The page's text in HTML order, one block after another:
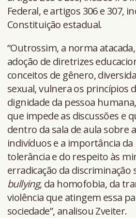
Federal, e artigos 306 e 307,
Constituição estadual.
“Outrossim, a norma
adoção de diretrizes
conceitos de gênero,
sexual, vulnera os princípios
dignidade da pessoa
que impede as discussões e
dentro da sala de aula sobre
indivíduos e a importância da
tolerância e do respeito às
erradicação da discriminação
bullying, da homofobia, da
violência que atingem essa
sociedade”, analisou Zveiter.